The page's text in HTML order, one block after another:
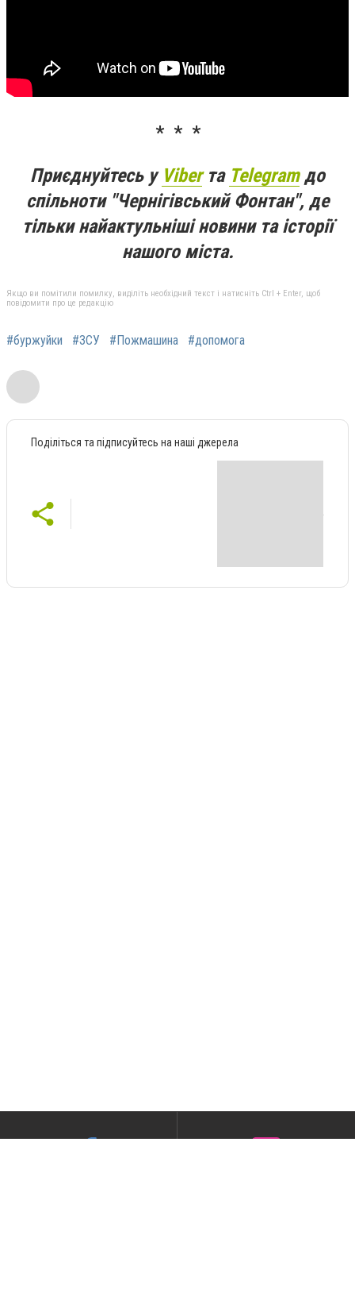
* * *
Приєднуйтесь у Viberта Telegramдо
спільноти "Чернігівський Фонтан", де
тільки найактульніші новини та історії
нашого міста.
Якщо ви помітили помилку, виділіть необхідний текст і натисніть Ctrl + Enter, щоб
повідомити про це редакцію
#буржуйки #ЗСУ #Пожмашина #допомога
Поділіться та підписуйтесь на наші джерела